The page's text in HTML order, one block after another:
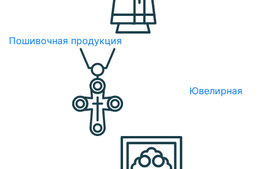
Пошивочная продукция
Ювелирная